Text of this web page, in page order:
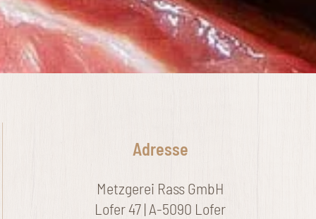
Adresse
Metzgerei Rass GmbH
Lofer 47 | A-5090 Lofer